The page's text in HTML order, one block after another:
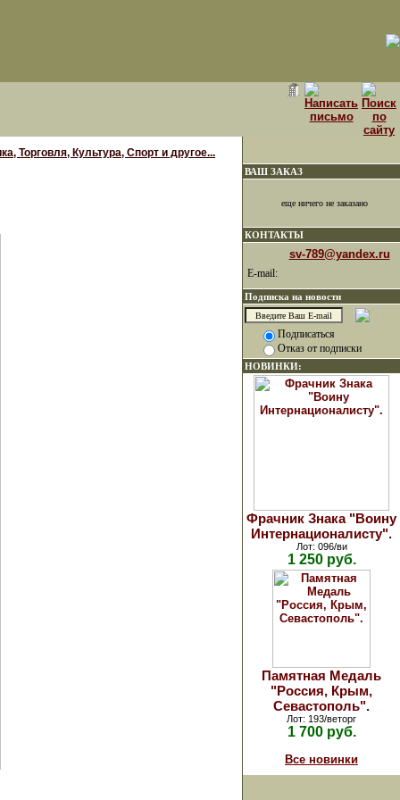
Торговля, Культура, Спорт и другое...
ВАШ ЗАКАЗ
еще ничего не заказано
КОНТАКТЫ
sv-789@yandex.ru
E-mail:
Подписка на новости
Подписаться
Отказ от подписки
НОВИНКИ:
Фрачник Знака "Воину
Интернационалисту".
Лот: 096/ви
1 250 руб.
Памятная Медаль
"Россия, Крым,
Севастополь".
Лот: 193/веторг
1 700 руб.
Все новинки